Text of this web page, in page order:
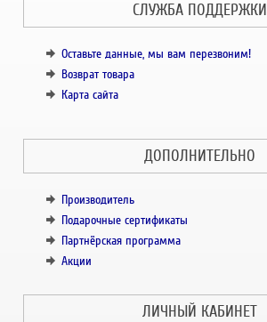
СЛУЖБА ПОДДЕРЖКИ
Оставьте данные, мы вам перезвоним!
Возврат товара
Карта сайта
ДОПОЛНИТЕЛЬНО
Производитель
Подарочные сертификаты
Партнёрская программа
Акции
ЛИЧНЫЙ КАБИНЕТ